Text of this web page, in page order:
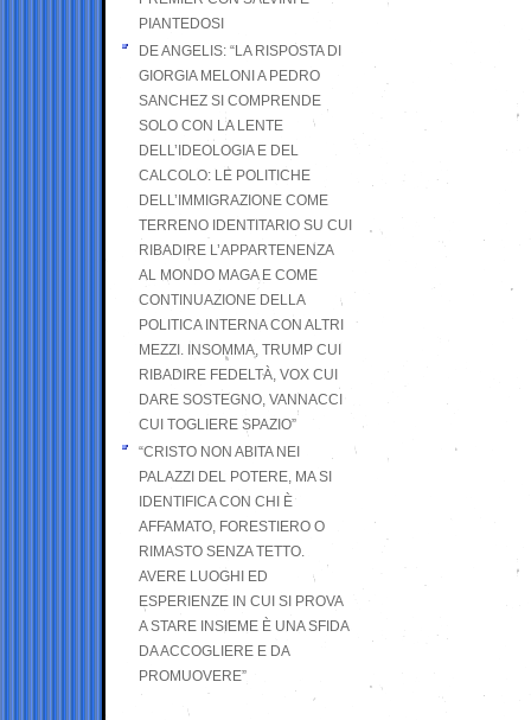
PIANTEDOSI
DE ANGELIS: “LA RISPOSTA DI
GIORGIA MELONI A PEDRO
SANCHEZ SI COMPRENDE
SOLO CON LA LENTE
DELL’IDEOLOGIA E DEL
CALCOLO: LE POLITICHE
DELL’IMMIGRAZIONE COME
TERRENO IDENTITARIO SU CUI
RIBADIRE L’APPARTENENZA
AL MONDO MAGA E COME
CONTINUAZIONE DELLA
POLITICA INTERNA CON ALTRI
MEZZI. INSOMMA, TRUMP CUI
RIBADIRE FEDELTÀ, VOX CUI
DARE SOSTEGNO, VANNACCI
CUI TOGLIERE SPAZIO”
“CRISTO NON ABITA NEI
PALAZZI DEL POTERE, MA SI
IDENTIFICA CON CHI È
AFFAMATO, FORESTIERO O
RIMASTO SENZA TETTO.
AVERE LUOGHI ED
ESPERIENZE IN CUI SI PROVA
A STARE INSIEME È UNA SFIDA
DA ACCOGLIERE E DA
PROMUOVERE”